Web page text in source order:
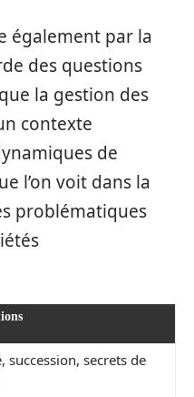
également par la
des questions
la gestion des
contexte
de
l’on voit dans la
problématiques
succession, secrets de